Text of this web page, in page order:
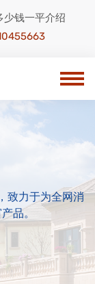
少钱一平介绍
致力于为全网消
品。